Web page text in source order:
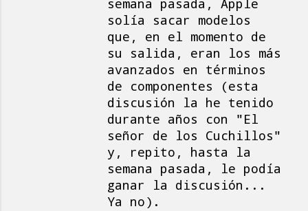
semana pasada, Apple
solía sacar modelos
que, en el momento de
su salida, eran los más
avanzados en términos
de componentes (esta
discusión la he tenido
durante años con "El
señor de los Cuchillos"
y, repito, hasta la
semana pasada, le podía
ganar la discusión...
Ya no).